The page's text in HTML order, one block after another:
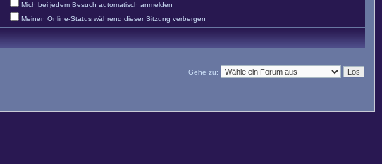
Mich bei jedem Besuch automatisch anmelden
Meinen Online-Status während dieser Sitzung verbergen
Gehe zu: